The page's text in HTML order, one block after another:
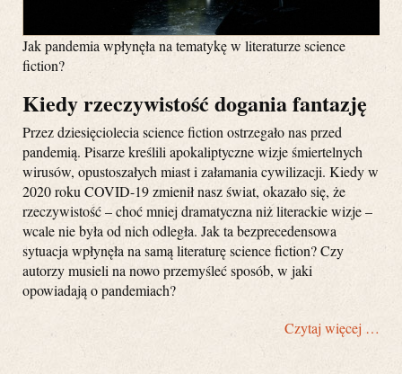
Jak pandemia wpłynęła na tematykę w literaturze science
fiction?
Kiedy rzeczywistość dogania fantazję
Przez dziesięciolecia science fiction ostrzegało nas przed
pandemią. Pisarze kreślili apokaliptyczne wizje śmiertelnych
wirusów, opustoszałych miast i załamania cywilizacji. Kiedy w
2020 roku COVID-19 zmienił nasz świat, okazało się, że
rzeczywistość – choć mniej dramatyczna niż literackie wizje –
wcale nie była od nich odległa. Jak ta bezprecedensowa
sytuacja wpłynęła na samą literaturę science fiction? Czy
autorzy musieli na nowo przemyśleć sposób, w jaki
opowiadają o pandemiach?
Czytaj więcej …